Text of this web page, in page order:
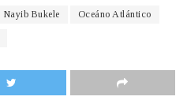
Nayib Bukele Oceáno Atlántico